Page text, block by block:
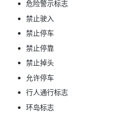
危险警示标志
禁止驶入
禁止停车
禁止停靠
禁止掉头
允许停车
行人通行标志
环岛标志